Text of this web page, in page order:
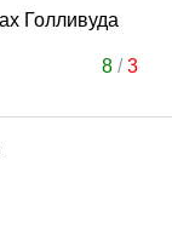
Голливуда
8/3